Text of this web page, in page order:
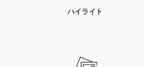
ハイライト